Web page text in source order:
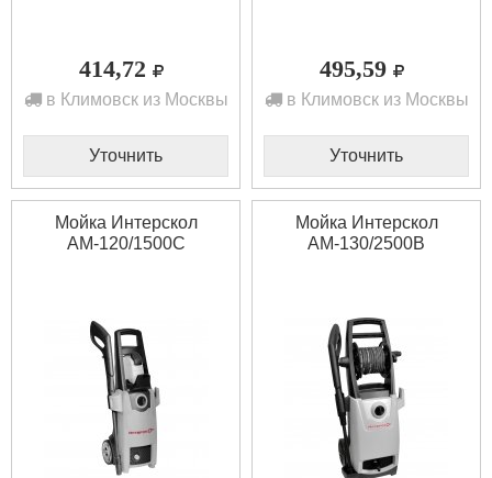
414,72
в Климовск из Москвы
Уточнить
495,59
в Климовск из Москвы
Уточнить
Мойка Интерскол
АМ-120/1500С
Мойка Интерскол
АМ-130/2500В